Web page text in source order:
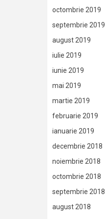
octombrie 2019
septembrie 2019
august 2019
iulie 2019
iunie 2019
mai 2019
martie 2019
februarie 2019
ianuarie 2019
decembrie 2018
noiembrie 2018
octombrie 2018
septembrie 2018
august 2018